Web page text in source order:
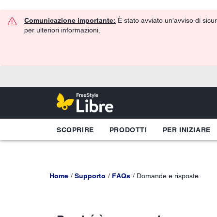
Comunicazione importante: È stato avviato un’avviso di
per ulteriori informazioni.
SCOPRIRE PRODOTTI PER INIZIARE
Home Supporto FAQs Domande e risposte